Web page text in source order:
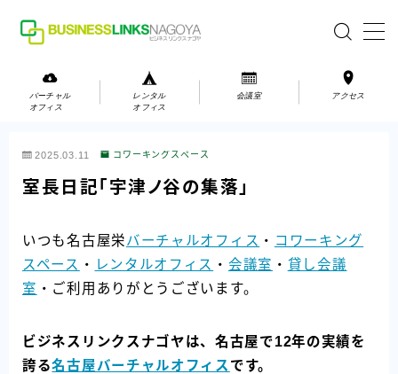
お問い合わせ
ご利用の流れ
アクセス
バーチャル
オフィス
レンタル
オフィス
会議室 アクセス
2025.03.11 コワーキングスペース
室長日記「宇津ノ谷の集落」
いつも名古屋栄バーチャルオフィス ・ コワーキング
スペース ・ レンタルオフィス ・ 会議室 ・ 貸し会議
室 ・ご利用ありがとうございます。
ビジネスリンクスナゴヤは、名古屋で12年の実績を
誇る名古屋バーチャルオフィス です。